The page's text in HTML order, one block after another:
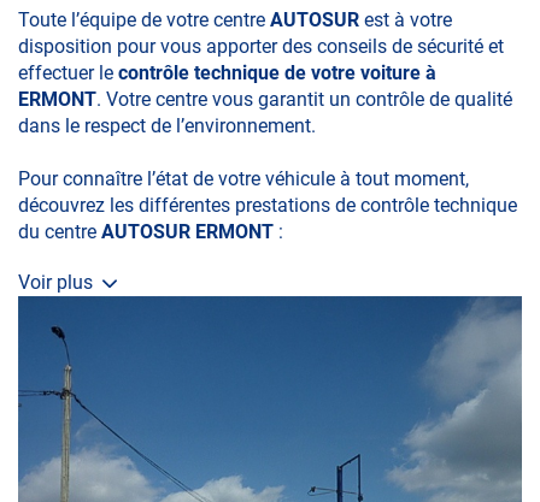
Toute l’équipe de votre centre AUTOSUR est à votre
disposition pour vous apporter des conseils de sécurité et
effectuer le contrôle technique de votre voiture à
ERMONT. Votre centre vous garantit un contrôle de qualité
dans le respect de l’environnement.
Pour connaître l’état de votre véhicule à tout moment,
découvrez les différentes prestations de contrôle technique
du centre AUTOSUR ERMONT :
• le contrôle technique obligatoire
• la contre-visite
• le contrôle pollution
• le contrôle des véhicules hybrides ou électriques
• le contrôle technique des véhicules GPL/Gaz*
Voir plus